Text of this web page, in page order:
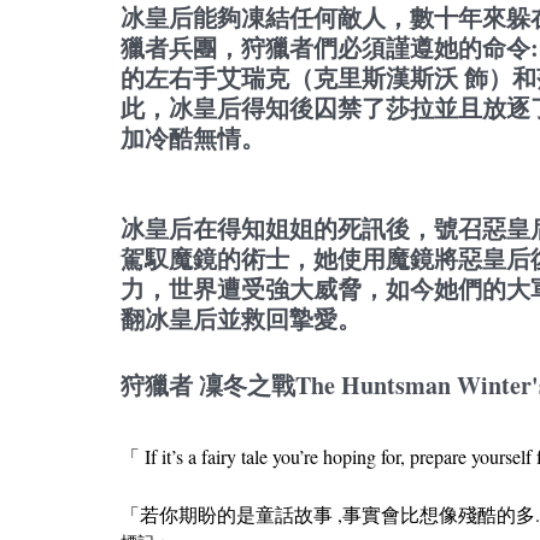
冰皇后能夠凍結任何敵人，數十年來
獵者兵團，狩獵者們必須謹遵她的命
的左右手艾瑞克（克里斯漢斯沃 飾）
此，冰皇后得知後囚禁了莎拉並且放
加冷酷無情。
冰皇后在得知姐姐的死訊後，號召惡
駕馭魔鏡的術士，她使用魔鏡將惡皇
力，世界遭受強大威脅，如今她們的
翻冰皇后並救回摯愛。
狩獵者 凜冬之戰The Huntsman
「 If it’s a fairy tale you’re hoping for, prepare
「若你期盼的是童話故事 ,事實會比想像殘酷的多